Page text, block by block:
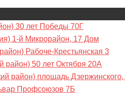
30 лет Победы 70Г
1-й Микрорайон, 17 Дом
Рабоче-Крестьянская 3
район) 50 лет Октября 20А
район) площадь
Профсоюзов 7Б